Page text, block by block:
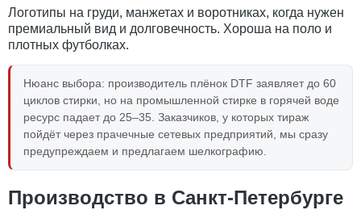
Логотипы на груди, манжетах и воротниках, когда нужен
премиальный вид и долговечность. Хороша на поло и
плотных футболках.
Нюанс выбора: производитель плёнок DTF заявляет до 60
циклов стирки, но на промышленной стирке в горячей воде
ресурс падает до 25–35. Заказчиков, у которых тираж
пойдёт через прачечные сетевых предприятий, мы сразу
предупреждаем и предлагаем шелкографию.
Производство в Санкт-Петербурге